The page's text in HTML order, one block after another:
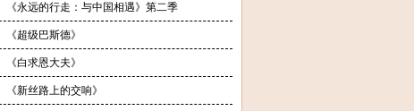
《永远的行走：与中国相遇》第二季
《超级巴斯德》
《白求恩大夫》
《新丝路上的交响》